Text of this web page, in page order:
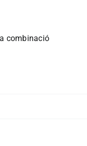
combinació